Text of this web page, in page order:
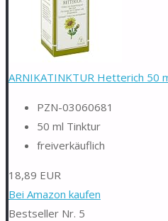
ARNIKATINKTUR Hetterich 50
PZN-03060681
50 ml Tinktur
freiverkäuflich
18,89 EUR
Bei Amazon kaufen
Bestseller Nr. 5